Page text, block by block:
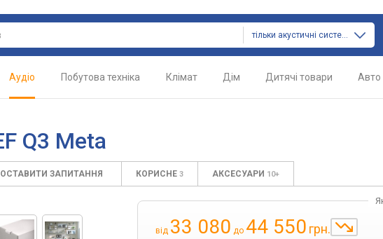
тільки акустичні системи
Аудіо Побутова техніка Клімат Дім Дитячі товари Авто
Q3 Meta
ЗАПИТАННЯ КОРИСНЕ 3 АКСЕСУАРИ 10+
від 33 080 до 44 550 грн.